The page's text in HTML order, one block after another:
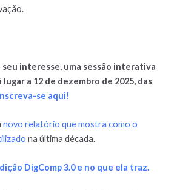
interesse, uma sessão interativa
a 12 de dezembro de 2025, das
se aqui!
novo relatório que mostra como o
na última década.
DigComp 3.0 e no que ela traz.